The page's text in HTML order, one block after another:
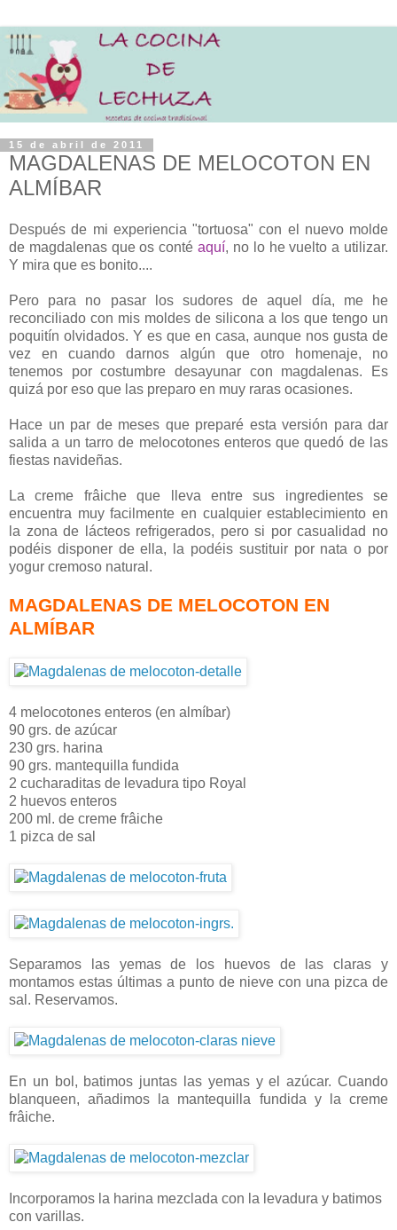
15 de abril de 2011
MAGDALENAS DE MELOCOTON EN
ALMÍBAR
Después de mi experiencia "tortuosa" con el nuevo molde
de magdalenas que os conté aquí, no lo he vuelto a utilizar.
Y mira que es bonito....
Pero para no pasar los sudores de aquel día, me he
reconciliado con mis moldes de silicona a los que tengo un
poquitín olvidados. Y es que en casa, aunque nos gusta de
vez en cuando darnos algún que otro homenaje, no
tenemos por costumbre desayunar con magdalenas. Es
quizá por eso que las preparo en muy raras ocasiones.
Hace un par de meses que preparé esta versión para dar
salida a un tarro de melocotones enteros que quedó de las
fiestas navideñas.
La creme frâiche que lleva entre sus ingredientes se
encuentra muy facilmente en cualquier establecimiento en
la zona de lácteos refrigerados, pero si por casualidad no
podéis disponer de ella, la podéis sustituir por nata o por
yogur cremoso natural.
MAGDALENAS DE MELOCOTON EN
ALMÍBAR
4 melocotones enteros (en almíbar)
90 grs. de azúcar
230 grs. harina
90 grs. mantequilla fundida
2 cucharaditas de levadura tipo Royal
2 huevos enteros
200 ml. de creme frâiche
1 pizca de sal
Separamos las yemas de los huevos de las claras y
montamos estas últimas a punto de nieve con una pizca de
sal. Reservamos.
En un bol, batimos juntas las yemas y el azúcar. Cuando
blanqueen, añadimos la mantequilla fundida y la creme
frâiche.
Incorporamos la harina mezclada con la levadura y batimos
con varillas.